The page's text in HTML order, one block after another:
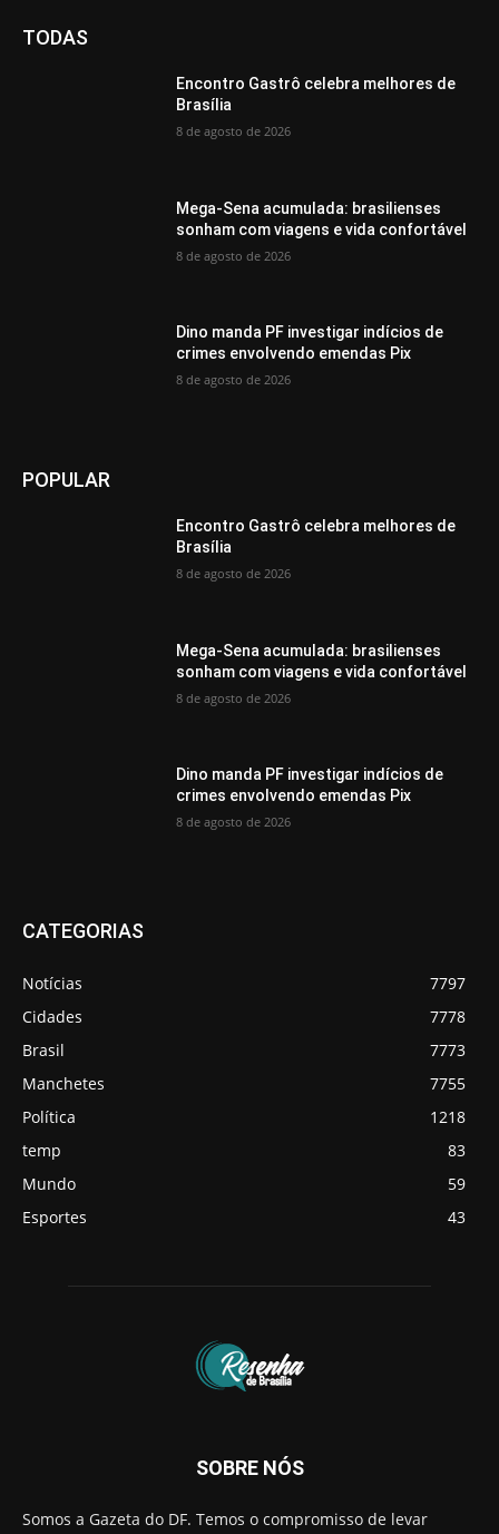
TODAS
Encontro Gastrô celebra melhores de
Brasília
8 de agosto de 2026
Mega-Sena acumulada: brasilienses
sonham com viagens e vida confortável
8 de agosto de 2026
Dino manda PF investigar indícios de
crimes envolvendo emendas Pix
8 de agosto de 2026
POPULAR
Encontro Gastrô celebra melhores de
Brasília
8 de agosto de 2026
Mega-Sena acumulada: brasilienses
sonham com viagens e vida confortável
8 de agosto de 2026
Dino manda PF investigar indícios de
crimes envolvendo emendas Pix
8 de agosto de 2026
CATEGORIAS
Notícias
7797
Cidades
7778
Brasil
7773
Manchetes
7755
Política
1218
temp
83
Mundo
59
Esportes
43
SOBRE NÓS
Somos a Gazeta do DF. Temos o compromisso de levar